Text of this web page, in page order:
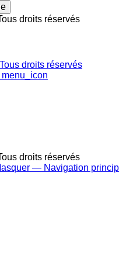
— Navigation